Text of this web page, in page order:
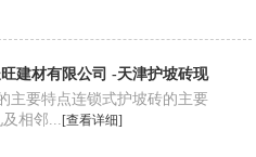
建材有限公司 -天津护坡砖现
主要特点连锁式护坡砖的主要
相邻...[查看详细]